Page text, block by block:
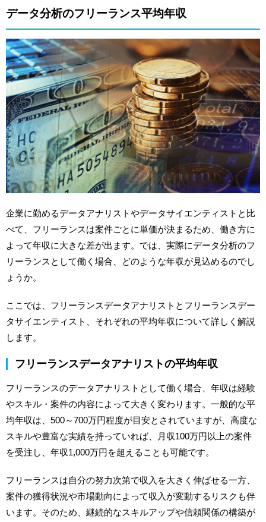
データ分析のフリーランス平均年収
企業に勤めるデータアナリストやデータサイエンティストと比
べて、フリーランスは案件ごとに単価が決まるため、働き方に
よって年収に大きな差が出ます。では、実際にデータ分析のフ
リーランスとして働く場合、どのような年収が見込めるのでし
ょうか。
ここでは、フリーランスデータアナリストとフリーランスデー
タサイエンティスト、それぞれの平均年収について詳しく解説
します。
フリーランスデータアナリストの平均年収
フリーランスのデータアナリストとして働く場合、年収は経験
やスキル・案件の内容によって大きく変わります。一般的な平
均年収は、500～700万円程度が目安とされていますが、高度な
スキルや豊富な実績を持っていれば、月収100万円以上の案件
を受注し、年収1,000万円を超えることも可能です。
フリーランスは自分の努力次第で収入を大きく伸ばせる一方、
案件の獲得状況や市場動向によって収入が変動するリスクも伴
います。そのため、継続的なスキルアップや信頼関係の構築が